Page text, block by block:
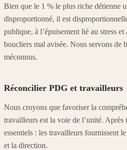
Bien que le 1 % le plus riche détienne
disproportionné, il est
publique, à l’épuisement lié au stress
boucliers mal avisée. Nous servons de
méconnus.
Réconcilier PDG et travailleurs
Nous croyons que favoriser la
travailleurs est la voie de l’unité. Après
essentiels : les travailleurs fournissent
et la direction.